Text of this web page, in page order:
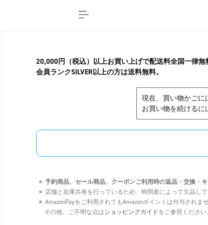
20,000円（税込）以上お買い上げで配送料全国一律無
会員ランクSILVER以上の方は送料無料。
現在、買い物かごに
お買い物を続けるに
予約商品、セール商品、クーポンご利用時の返品・交換・
店舗と在庫共有を行っているため、時間差によって欠品して
AmazonPayをご利用されてもAmazonポイントは付与されま
その他、ご不明な点はショッピングガイドをご参照ください。